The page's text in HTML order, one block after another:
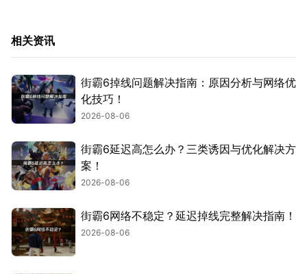
相关资讯
街霸6掉线问题解决指南：原因分析与网络优
化技巧！
2026-08-06
街霸6延迟高怎么办？三类诱因与优化解决方
案！
2026-08-06
街霸6网络不稳定？延迟掉线完整解决指南！
2026-08-06